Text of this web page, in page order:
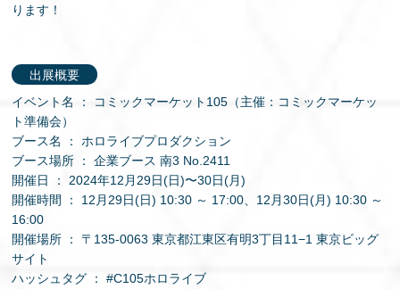
ります！
出展概要
イベント名 ： コミックマーケット105（主催：コミックマーケッ
ト準備会）
ブース名 ： ホロライブプロダクション
ブース場所 ： 企業ブース 南3 No.2411
開催日 ： 2024年12月29日(日)〜30日(月)
開催時間 ： 12月29日(日) 10:30 ～ 17:00、12月30日(月) 10:30 ～
16:00
開催場所 ： 〒135-0063 東京都江東区有明3丁目11−1 東京ビッグ
サイト
ハッシュタグ ： #C105ホロライブ